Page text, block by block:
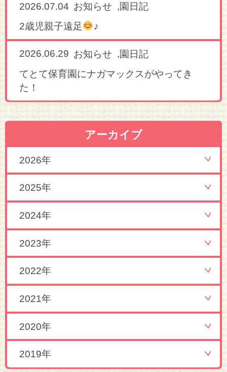
2026.07.04 お知らせ ,園日記
2歳児親子遠足
♪
2026.06.29 お知らせ ,園日記
てとて保育園にナガマックスがやってき
た！
アーカイブ
2026年
2025年
2024年
2023年
2022年
2021年
2020年
2019年